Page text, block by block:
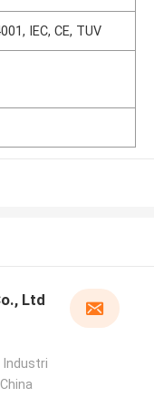
IEC, CE, TUV
Ltd
Industri